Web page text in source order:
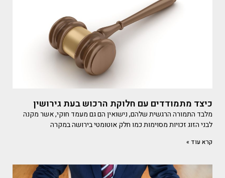
כיצד מתמודדים עם חלוקת הרכוש בעת גירושין
מלבד התמורה הרגשית שלהם, נישואין הם גם מעמד חוקי, אשר מקנה
לבני הזוג זכויות מסוימות כמו חלק אוטומטי בירושה במקרה
קרא עוד »